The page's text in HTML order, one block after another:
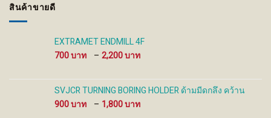
สินค้าขายดี
EXTRAMET ENDMILL 4F
700
– 2,200
700 ฿
through
SVJCR TURNING BORING HOLDER ด้ามมีดกลึง คว้าน
900
– 1,800